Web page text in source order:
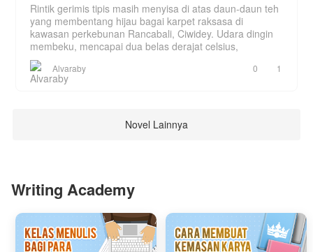
Rintik gerimis tipis masih menyisa di atas daun-daun teh
yang membentang hijau bagai karpet raksasa di
kawasan perkebunan Rancabali, Ciwidey. Udara dingin
membeku, mencapai dua belas derajat celsius,
Alvaraby 0 1
Novel Lainnya
Writing Academy